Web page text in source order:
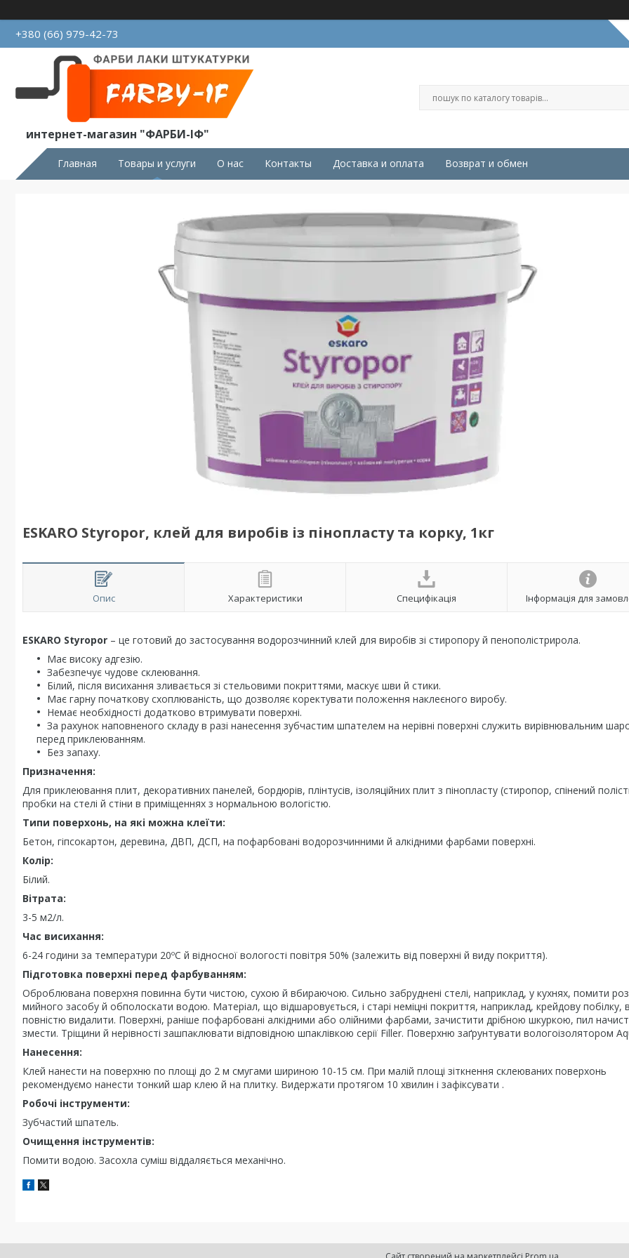
+380 (66) 979-42-73
интернет-магазин "ФАРБИ-ІФ"
Главная Товары и услуги О нас Контакты Доставка и оплата Возврат и обмен
ESKARO Styropor, клей для виробів із пінопласту та корку, 1кг
Опис Характеристики Специфікація Інформація для
ESKARO Styropor – це готовий до застосування водорозчинний клей для виробів зі стиропору й пенополістрирола.
Має високу адгезію.
Забезпечує чудове склеювання.
Білий, після висихання зливається зі стельовими покриттями, маскує шви й стики.
Має гарну початкову схоплюваність, що дозволяє коректувати положення наклеєного виробу.
Немає необхідності додатково втримувати поверхні.
За рахунок наповненого складу в разі нанесення зубчастим шпателем на нерівні поверхні служить вирівнювальним
перед приклеюванням.
Без запаху.
Призначення:
Для приклеювання плит, декоративних панелей, бордюрів, плінтусів, ізоляційних плит з пінопласту (стиропор, спінений
пробки на стелі й стіни в приміщеннях з нормальною вологістю.
Типи поверхонь, на якi можна клеїти:
Бетон, гіпсокартон, деревина, ДВП, ДСП, на пофарбовані водорозчинними й алкідними фарбами поверхні.
Колір:
Білий.
Вітрата:
3-5 м2/л.
Час висихання:
6-24 години за температури 20ºС й відносної вологості повітря 50% (залежить від поверхні й виду покриття).
Підготовка поверхні перед фарбуванням:
Оброблювана поверхня повинна бути чистою, сухою й вбираючою. Сильно забруднені стелі, наприклад, у кухнях, помити
мийного засобу й обполоскати водою. Матеріал, що відшаровується, і старі неміцні покриття, наприклад, крейдову побілку,
повністю видалити. Поверхні, раніше пофарбовані алкідними або олійними фарбами, зачистити дрібною шкуркою, пил
змести. Тріщини й нерівності зашпаклювати відповідною шпаклівкою серії Filler. Поверхню заґрунтувати вологоізолятором
Нанесення:
Клей нанести на поверхню по площі до 2 м смугами шириною 10-15 см. При малій площі зіткнення склеюваних поверхонь
рекомендуємо нанести тонкий шар клею й на плитку. Видержати протягом 10 хвилин і зафіксувати .
Робочі інструменти:
Зубчастий шпатель.
Очищення інструментів:
Помити водою. Засохла суміш віддаляється механічно.